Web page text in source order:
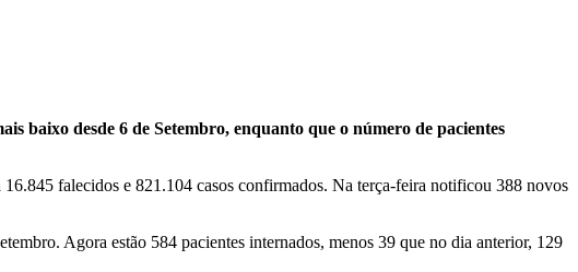
baixo desde 6 de Setembro, enquanto que o número de pacientes
falecidos e 821.104 casos confirmados. Na terça-feira notificou 388 novos
Agora estão 584 pacientes internados, menos 39 que no dia anterior, 129